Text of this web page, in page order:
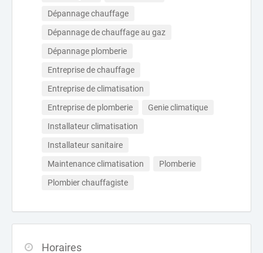
Dépannage chauffage
Dépannage de chauffage au gaz
Dépannage plomberie
Entreprise de chauffage
Entreprise de climatisation
Entreprise de plomberie
Genie climatique
Installateur climatisation
Installateur sanitaire
Maintenance climatisation
Plomberie
Plombier chauffagiste
Horaires